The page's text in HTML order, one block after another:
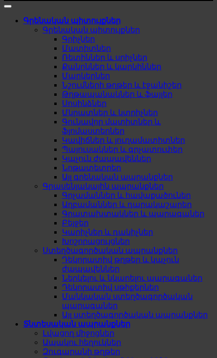
Գրենական պիտույքներ
Գրենական պիտույքներ
Գրիչներ
Մատիտներ
Ռետիններ և սրիչներ
Քանոններ և կարկիններ
Մարկերներ
Նշումների թղթեր և էջանիշեր
Թղթապանակներ և ֆայլեր
Սոսինձներ
Մկրատներ և կտրիչներ
Գունավոր մատիտներ և
ֆլոմաստերներ
Կավիճներ և յուղամատիտներ
Պայուսակներ և գրչատուփեր
Կպչուն ժապավեններ
Նոթատետրեր
Այլ գրենական ապրանքներ
Գրասենյակային ապրանքներ
Գրչամաններ և հավաքածուներ
Աղբամաններ և դարակաշարեր
Գրատախտակներ և պարագաներ
Բեյջեր
Կարիչներ և դակիչներ
Խոշորացույցներ
Ստեղծագործական ապրանքներ
Դեկորատիվ թղթեր և կպչուն
ժապավեններ
Ներկելու և նկարելու պարագաներ
Դեկորատիվ սթիքերներ
Մանկական ստեղծագործական
պարագաներ
Այլ ստեղծագործական ապրանքներ
Տնտեսական ապրանքներ
Լվացող միջոցներ
Ապակու հեղուկներ
Զուգարանի թղթեր